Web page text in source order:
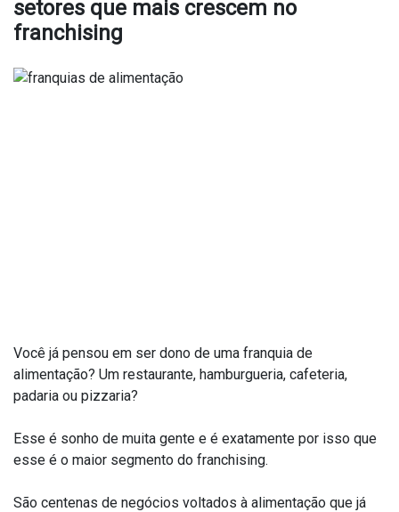
setores que mais crescem no
franchising
Você já pensou em ser dono de uma franquia de
alimentação? Um restaurante, hamburgueria, cafeteria,
padaria ou pizzaria?
Esse é sonho de muita gente e é exatamente por isso que
esse é o maior segmento do franchising.
São centenas de negócios voltados à alimentação que já